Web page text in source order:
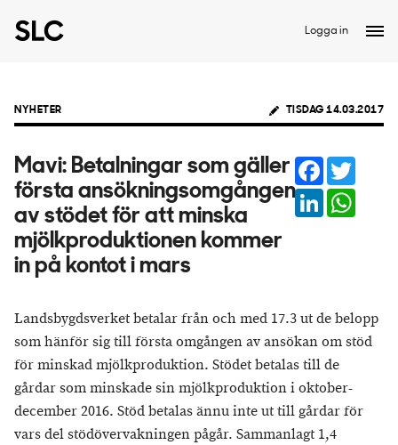
Logga in
NYHETER TISDAG 14.03.2017
Mavi: Betalningar som gäller
första ansökningsomgången
av stödet för att minska
mjölkproduktionen kommer
in på kontot i mars
Facebook
LinkedIn
Landsbygdsverket betalar från och med 17.3 ut de belopp
som hänför sig till första omgången av ansökan om stöd
för minskad mjölkproduktion. Stödet betalas till de
gårdar som minskade sin mjölkproduktion i oktober-
december 2016. Stöd betalas ännu inte ut till gårdar för
vars del stödövervakningen pågår. Sammanlagt 1,4